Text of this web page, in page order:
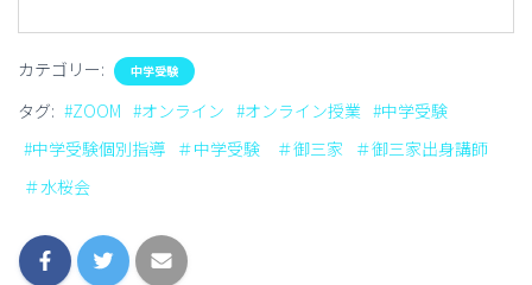
カテゴリー: 中学受験
タグ: #ZOOM #オンライン #オンライン授業 #中学受験
#中学受験個別指導 ＃中学受験 ＃御三家
＃御三家出身講師
＃水桜会